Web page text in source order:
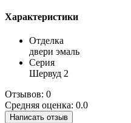
Характеристики
Отделка
двери эмаль
Серия
Шервуд 2
Отзывов: 0
Средняя оценка: 0.0
Написать отзыв